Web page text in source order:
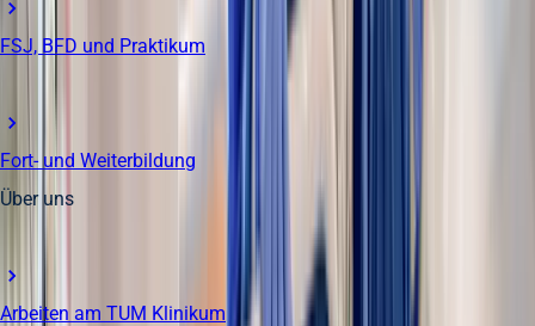
FSJ, BFD und Praktikum
Fort- und Weiterbildung
Über uns
Arbeiten am TUM Klinikum